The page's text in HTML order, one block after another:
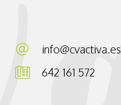
info@cvactiva.es
642 161 572